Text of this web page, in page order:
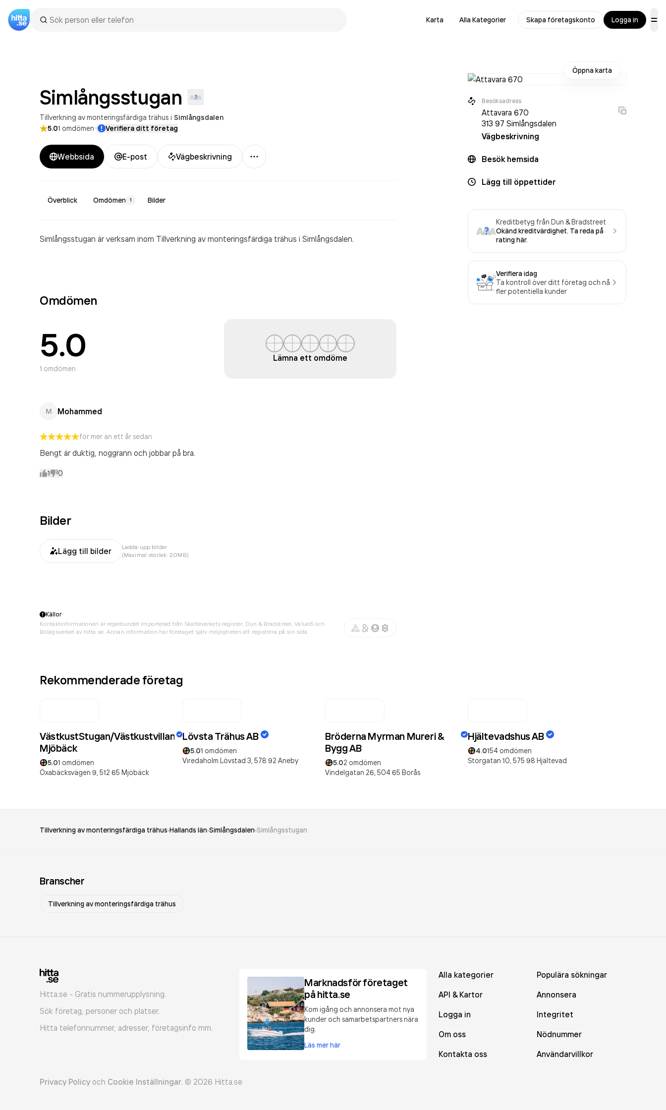
Karta Alla Kategorier Skapa företagskonto Logga in
Simlångsstugan
Tillverkning av monteringsfärdiga trähus i Simlångsdalen
5.01 omdömen· Verifiera ditt företag
Webbsida E-post Vägbeskrivning
Mer
Överblick Omdömen 1 Bilder
Simlångsstugan är verksam inom Tillverkning av monteringsfärdiga trähus i Simlångsdalen.
Omdömen
5.0
1 omdömen
Lämna ett omdöme
M Mohammed
för mer än ett år sedan
Bengt är duktig, noggrann och jobbar på bra.
1 0
Bilder
Lägg till bilder
Ladda upp bilder
(Maximal storlek: 20MB)
Öppna karta
Besöksadress
Attavara 670
313 97 Simlångsdalen
Vägbeskrivning
Besök hemsida
Lägg till öppettider
Kreditbetyg från Dun & Bradstreet
Okänd kreditvärdighet. Ta reda på
rating här.
Verifiera idag
Ta kontroll över ditt företag och nå
fler potentiella kunder
Källor
Kontaktinformationen är regelbundet importerad från Skatteverkets register, Dun & Bradstreet, Value8 och
Bolagsverket av hitta.se. Annan information har företaget själv möjligheten att registrera på sin sida.
Rekommenderade företag
VästkustStugan/Västkustvillan
Mjöbäck
5.01 omdömen
Öxabäcksvägen 9, 512 65 Mjöbäck
Lövsta Trähus AB
5.01 omdömen
Viredaholm Lövstad 3, 578 92 Aneby
Bröderna Myrman Mureri &
Bygg AB
5.02 omdömen
Vindelgatan 26, 504 65 Borås
Hjältevadshus AB
4.0154 omdömen
Storgatan 10, 575 98 Hjältevad
Tillverkning av monteringsfärdiga trähus Hallands län Simlångsdalen Simlångsstugan
Branscher
Tillverkning av monteringsfärdiga trähus
Hitta.se - Gratis nummerupplysning.
Sök företag, personer och platser.
Hitta telefonnummer, adresser, företagsinfo mm.
Marknadsför företaget
på hitta.se
Kom igång och annonsera mot nya
kunder och samarbetspartners nära
dig.
Läs mer här
Alla kategorier
Populära sökningar
API & Kartor
Annonsera
Logga in
Integritet
Om oss
Nödnummer
Kontakta oss
Användarvillkor
Privacy Policy och Cookie Inställningar. © 2026 Hitta.se